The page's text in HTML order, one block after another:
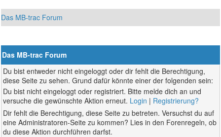
Das MB-trac Forum
Das MB-trac Forum
Du bist entweder nicht eingeloggt oder dir fehlt die Berechtigung,
diese Seite zu sehen. Grund dafür könnte einer der folgenden sein:
Du bist nicht eingeloggt oder registriert. Bitte melde dich an und
versuche die gewünschte Aktion erneut. Login | Registrierung?
Dir fehlt die Berechtigung, diese Seite zu betreten. Versuchst du auf
eine Administratoren-Seite zu kommen? Lies in den Forenregeln, ob
du diese Aktion durchführen darfst.